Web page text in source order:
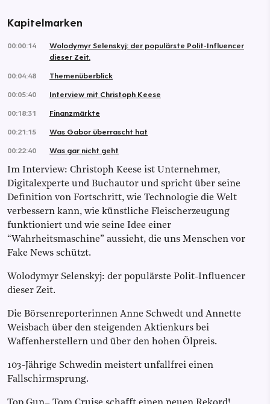
Kapitelmarken
00:00:14
Wolodymyr Selenskyj: der populärste Polit-Influencer
dieser Zeit.
00:04:48
Themenüberblick
00:05:40
Interview mit Christoph Keese
00:18:31
Finanzmärkte
00:21:15
Was Gabor überrascht hat
00:22:40
Was gar nicht geht
Im Interview: Christoph Keese ist Unternehmer,
Digitalexperte und Buchautor und spricht über seine
Definition von Fortschritt, wie Technologie die Welt
verbessern kann, wie künstliche Fleischerzeugung
funktioniert und wie seine Idee einer
“Wahrheitsmaschine” aussieht, die uns Menschen vor
Fake News schützt.
Wolodymyr Selenskyj: der populärste Polit-Influencer
dieser Zeit.
Die Börsenreporterinnen Anne Schwedt und Annette
Weisbach über den steigenden Aktienkurs bei
Waffenherstellern und über den hohen Ölpreis.
103-Jährige Schwedin meistert unfallfrei einen
Fallschirmsprung.